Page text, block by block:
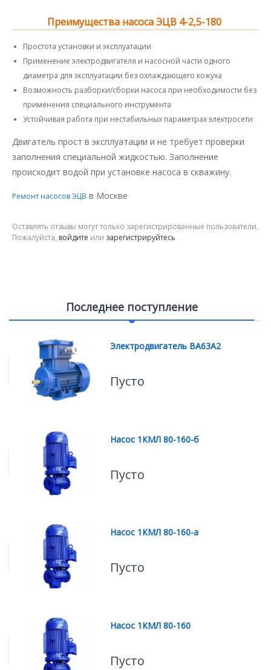
Преимущества насоса ЭЦВ 4-2,5-180
Простота установки и эксплуатации
Применение электродвигателя и насосной части одного
диаметра для эксплуатации без охлаждающего кожуха
Возможность разборки/сборки насоса при необходимости без
применения специального инструмента
Устойчивая работа при нестабильных параметрах электросети
Двигатель прост в эксплуатации и не требует проверки
заполнения специальной жидкостью. Заполнение
происходит водой при установке насоса в скважину.
Ремонт насосов ЭЦВ в Москве
Оставлять отзывы могут только зарегистрированные пользователи.
Пожалуйста, войдите или зарегистрируйтесь
Последнее поступление
Электродвигатель ВА63А2
Пусто
Насос 1КМЛ 80-160-б
Пусто
Насос 1КМЛ 80-160-а
Пусто
Насос 1КМЛ 80-160
Пусто